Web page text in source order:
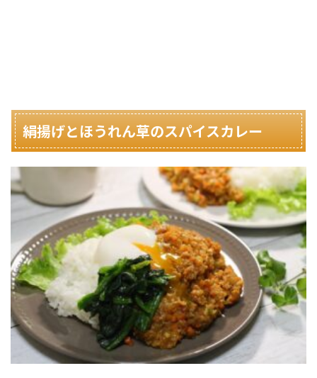
絹揚げとほうれん草のスパイスカレー